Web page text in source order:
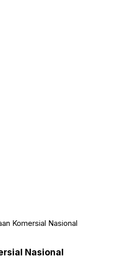
Komersial Nasional
Nasional